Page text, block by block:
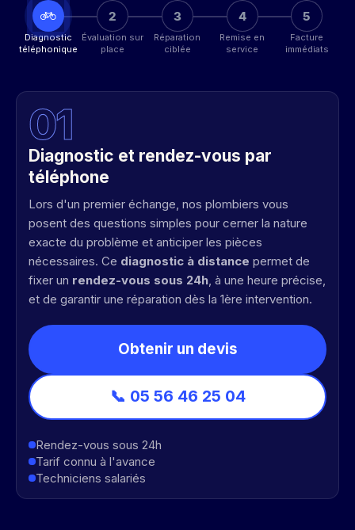
Diagnostic
téléphonique
2
Évaluation sur
place
3
Réparation
ciblée
4
Remise en
service
5
Facture
immédiats
01
Diagnostic et rendez-vous par
téléphone
Lors d'un premier échange, nos plombiers vous
posent des questions simples pour cerner la nature
exacte du problème et anticiper les pièces
nécessaires. Ce diagnostic à distance permet de
fixer un rendez-vous sous 24h, à une heure précise,
et de garantir une réparation dès la 1ère intervention.
Obtenir un devis
📞 05 56 46 25 04
Rendez-vous sous 24h
Tarif connu à l'avance
Techniciens salariés